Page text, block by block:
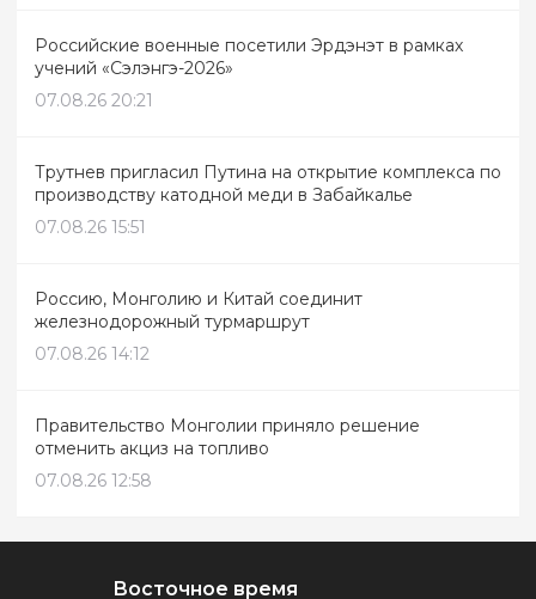
Российские военные посетили Эрдэнэт в рамках
учений «Сэлэнгэ-2026»
07.08.26 20:21
Трутнев пригласил Путина на открытие комплекса по
производству катодной меди в Забайкалье
07.08.26 15:51
Россию, Монголию и Китай соединит
железнодорожный турмаршрут
07.08.26 14:12
Правительство Монголии приняло решение
отменить акциз на топливо
07.08.26 12:58
Восточное время